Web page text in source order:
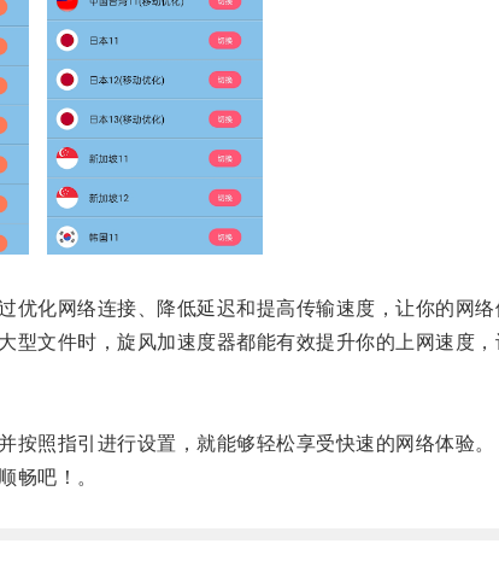
化网络连接、降低延迟和提高传输速度，让你的网络
文件时，旋风加速度器都能有效提升你的上网速度，
照指引进行设置，就能够轻松享受快速的网络体验。
吧！。